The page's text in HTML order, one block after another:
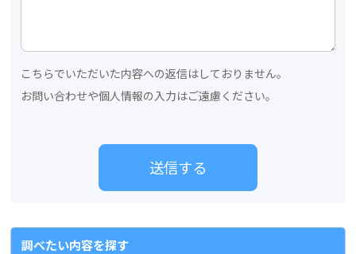
調べたい内容を探す
こちらでいただいた内容への返信はしておりません。
お問い合わせや個人情報の入力はご遠慮ください。